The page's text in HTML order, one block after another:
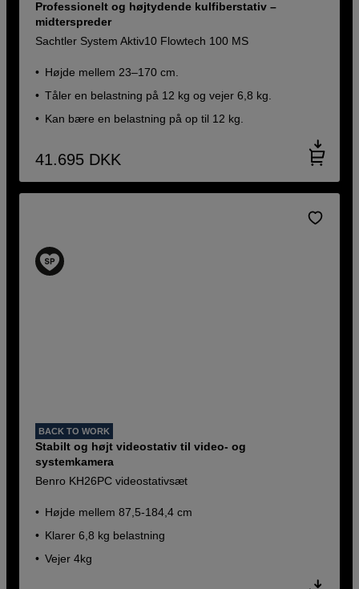
Professionelt og højtydende kulfiberstativ –
midterspreder
Sachtler System Aktiv10 Flowtech 100 MS
Højde mellem 23–170 cm.
Tåler en belastning på 12 kg og vejer 6,8 kg.
Kan bære en belastning på op til 12 kg.
41.695 DKK
BACK TO WORK
Stabilt og højt videostativ til video- og
systemkamera
Benro KH26PC videostativsæt
Højde mellem 87,5-184,4 cm
Klarer 6,8 kg belastning
Vejer 4kg